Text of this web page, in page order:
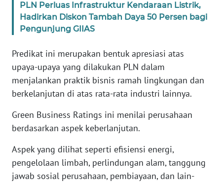
PLN Perluas Infrastruktur Kendaraan Listrik,
Hadirkan Diskon Tambah Daya 50 Persen bagi
Pengunjung GIIAS
Predikat ini merupakan bentuk apresiasi atas
upaya-upaya yang dilakukan PLN dalam
menjalankan praktik bisnis ramah lingkungan dan
berkelanjutan di atas rata-rata industri lainnya.
Green Business Ratings ini menilai perusahaan
berdasarkan aspek keberlanjutan.
Aspek yang dilihat seperti efisiensi energi,
pengelolaan limbah, perlindungan alam, tanggung
jawab sosial perusahaan, pembiayaan, dan lain-
Regional
SUMUT
WN
JAKARTA
WN
JABAR
WN
BANTEN